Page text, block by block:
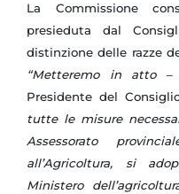
La Commissione
presieduta dal
distinzione delle razze
“Metteremo in atto–
Presidente del
tutte le misure
Assessorato
all’Agricoltura, si
Ministero